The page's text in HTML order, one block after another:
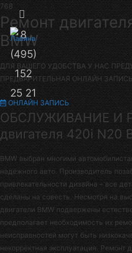
Секция
над
шапкой
8
(495)
152
25 21
Ремонт
BMW
ДЛЯ ВАШЕГО УДОБСТВА У НАС
ПРЕДВАРИТЕЛЬНАЯ ОНЛАЙН
ОНЛАЙН ЗАПИСЬ
ОБСЛУЖИВАНИЕ И
двигателя 420i N20
BMW выбран многими
надежного авто. Производитель
привлекательности дизайна – все
сделаны на совесть. Несмотря на
двигатели BMW подвержены
предполагает необходимость их
неисправностей могут быть
некорректная эксплуатация. Ремонт